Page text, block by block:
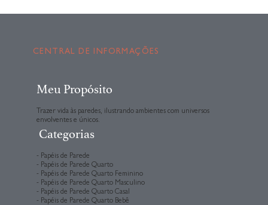
CENTRAL DE INFORMAÇÕES
Meu Propósito
Trazer vida às paredes, ilustrando ambientes com universos
envolventes e únicos.
Categorias
- Papéis de Parede
- Papéis de Parede Quarto
- Papéis de Parede Quarto Feminino
- Papéis de Parede Quarto Masculino
- Papéis de Parede Quarto Casal
- Papéis de Parede Quarto Bebê